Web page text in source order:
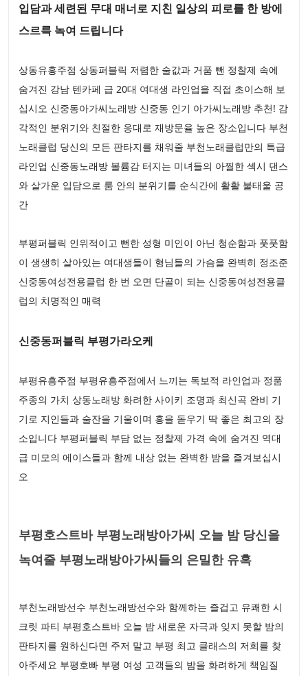
입담과 세련된 무대 매너로 지친 일상의 피로를 한 방에
스르륵 녹여 드립니다
상동유흥주점 상동퍼블릭 저렴한 술값과 거품 뺀 정찰제 속에
숨겨진 강남 텐카페 급 20대 여대생 라인업을 직접 초이스해 보
십시오 신중동아가씨노래방 신중동 인기 아가씨노래방 추천! 감
각적인 분위기와 친절한 응대로 재방문율 높은 장소입니다 부천
노래클럽 당신의 모든 판타지를 채워줄 부천노래클럽만의 특급
라인업 신중동노래방 볼륨감 터지는 미녀들의 아찔한 섹시 댄스
와 살가운 입담으로 룸 안의 분위기를 순식간에 활활 불태울 공
간
부평퍼블릭 인위적이고 뻔한 성형 미인이 아닌 청순함과 풋풋함
이 생생히 살아있는 여대생들이 형님들의 가슴을 완벽히 정조준
신중동여성전용클럽 한 번 오면 단골이 되는 신중동여성전용클
럽의 치명적인 매력
신중동퍼블릭 부평가라오케
부평유흥주점 부평유흥주점에서 느끼는 독보적 라인업과 정품
주종의 가치 상동노래방 화려한 사이키 조명과 최신곡 완비 기
기로 지인들과 술잔을 기울이며 흥을 돋우기 딱 좋은 최고의 장
소입니다 부평퍼블릭 부담 없는 정찰제 가격 속에 숨겨진 역대
급 미모의 에이스들과 함께 내상 없는 완벽한 밤을 즐겨보십시
오
부평호스트바 부평노래방아가씨 오늘 밤 당신을
녹여줄 부평노래방아가씨들의 은밀한 유혹
부천노래방선수 부천노래방선수와 함께하는 즐겁고 유쾌한 시
크릿 파티 부평호스트바 오늘 밤 새로운 자극과 잊지 못할 밤의
판타지를 원하신다면 주저 말고 부평 최고 클래스의 저희를 찾
아주세요 부평호빠 부평 여성 고객들의 밤을 화려하게 책임질